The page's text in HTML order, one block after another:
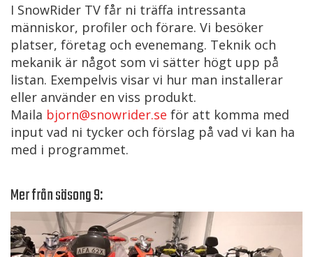
I SnowRider TV får ni träffa intressanta
människor, profiler och förare. Vi besöker
platser, företag och evenemang. Teknik och
mekanik är något som vi sätter högt upp på
listan. Exempelvis visar vi hur man installerar
eller använder en viss produkt.
Maila bjorn@snowrider.se för att komma med
input vad ni tycker och förslag på vad vi kan ha
med i programmet.
Mer från säsong 9: